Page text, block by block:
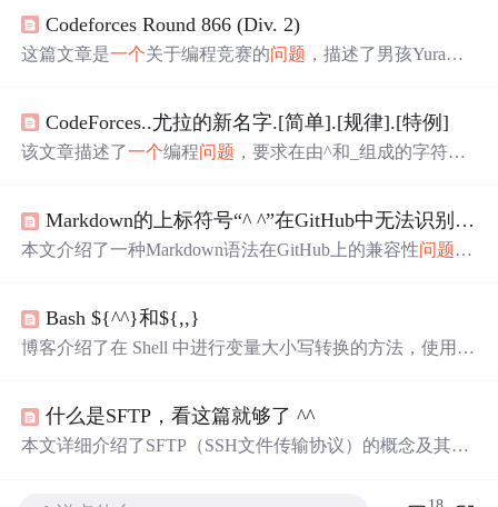
Codeforces Round 866 (Div. 2)
这篇文章是一个关于编程竞赛的问题 ，描述了男孩Yura想
合这一条件所需的最小插入操作数。给定 一个字符串，程
序需要找出需要添加多少个字符才能使得所有字符都在笑
CodeForces..尤拉的新名字.[简单].[规律].[特例]
该文章描述了一个编程问题 ，要求在由^和_组成的字符串
码实现了这个问题的解决方案，主要通过遍历字符串并检
查字符来计算需要插入的^数量。
Markdown的上标符号“^ ^”在GitHub中无法识别的
本文介绍了一种Markdown语法在GitHub上的兼容性问题及
提供了一个简单的替代方案，即将上标语法从Markdown标
准的“^^”更改为HTML的“<sup></sup>”，从而确保了格式
Bash ${^^}和${,,}
博客介绍了在 Shell 中进行变量大小写转换的方法，使用
什么是SFTP，看这篇就够了 ^^
本文详细介绍了SFTP（SSH文件传输协议）的概念及其与